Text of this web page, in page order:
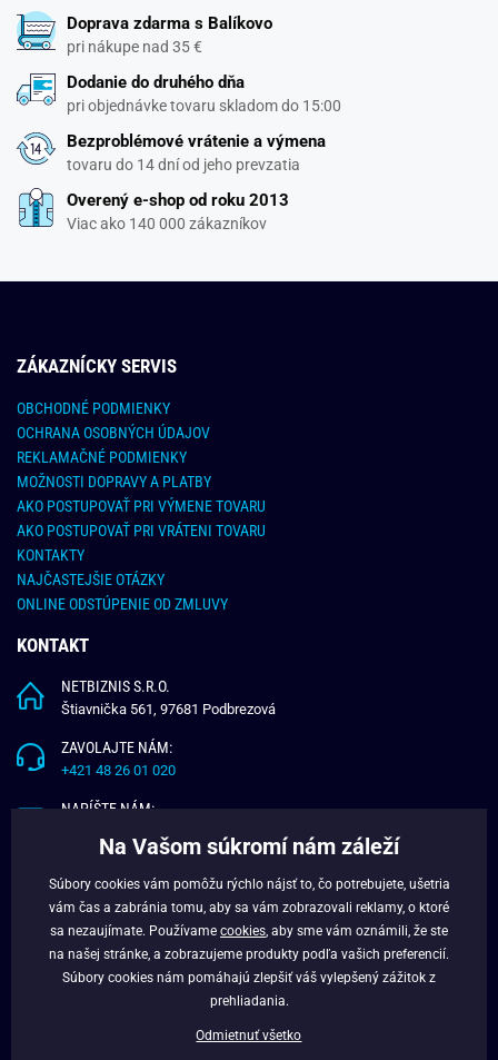
Doprava zdarma s Balíkovo
pri nákupe nad 35 €
Dodanie do druhého dňa
pri objednávke tovaru skladom do 15:00
Bezproblémové vrátenie a výmena
tovaru do 14 dní od jeho prevzatia
Overený e-shop od roku 2013
Viac ako 140 000 zákazníkov
ZÁKAZNÍCKY SERVIS
OBCHODNÉ PODMIENKY
OCHRANA OSOBNÝCH ÚDAJOV
REKLAMAČNÉ PODMIENKY
MOŽNOSTI DOPRAVY A PLATBY
AKO POSTUPOVAŤ PRI VÝMENE TOVARU
AKO POSTUPOVAŤ PRI VRÁTENI TOVARU
KONTAKTY
NAJČASTEJŠIE OTÁZKY
ONLINE ODSTÚPENIE OD ZMLUVY
KONTAKT
NETBIZNIS S.R.O.
Štiavnička 561, 97681 Podbrezová
ZAVOLAJTE NÁM:
+421 48 26 01 020
NAPÍŠTE NÁM:
O NÁS
VERNOSTNÝ PROGRAM
BLOG
Na Vašom súkromí nám záleží
Súbory cookies vám pomôžu rýchlo nájsť to, čo potrebujete, ušetria
vám čas a zabránia tomu, aby sa vám zobrazovali reklamy, o ktoré
sa nezaujímate. Používame cookies , aby sme vám oznámili, že ste
na našej stránke, a zobrazujeme produkty podľa vašich preferencií.
Súbory cookies nám pomáhajú zlepšiť váš vylepšený zážitok z
prehliadania.
Odmietnuť všetko